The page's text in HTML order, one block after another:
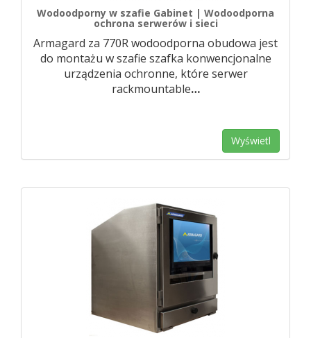
Wodoodporny w szafie Gabinet | Wodoodporna
ochrona serwerów i sieci
Armagard za 770R wodoodporna obudowa jest
do montażu w szafie szafka konwencjonalne
urządzenia ochronne, które serwer
rackmountable…
Wyświetl